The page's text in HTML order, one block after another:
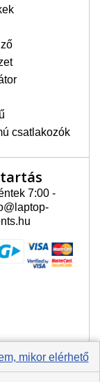
mikor elérhető
eredeti
a pixelek
az
igényes
lehet
a
az
vagy
a típus
csatlakozók
7:00 -